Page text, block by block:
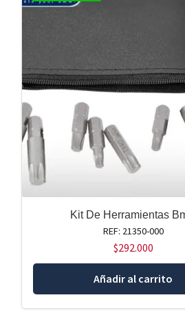
Kit De Herramientas
REF: 21350-000
$292.000
Añadir al carrito